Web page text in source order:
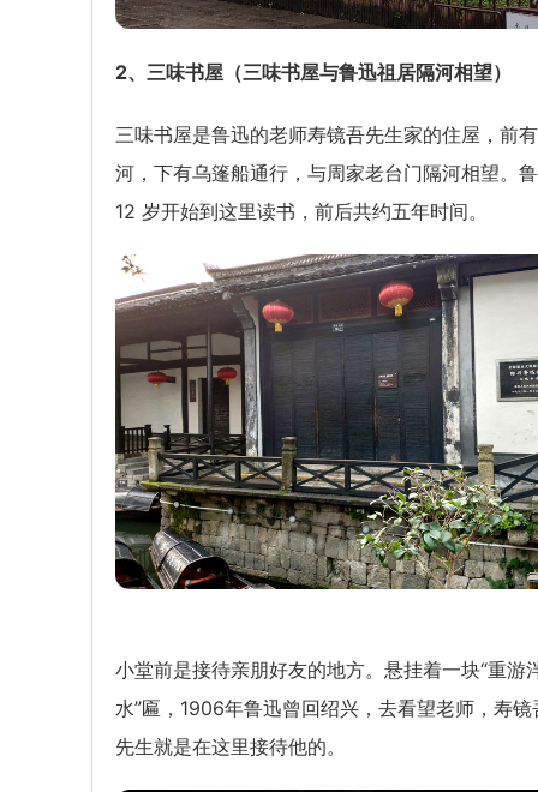
2、三味书屋（三味书屋与鲁迅祖居隔河相望）
三味书屋是鲁迅的老师寿镜吾先生家的住屋，前
河，下有乌篷船通行，与周家老台门隔河相望。
12 岁开始到这里读书，前后共约五年时间。
小堂前是接待亲朋好友的地方。悬挂着一块“重游
水”匾，1906年鲁迅曾回绍兴，去看望老师，寿镜
先生就是在这里接待他的。